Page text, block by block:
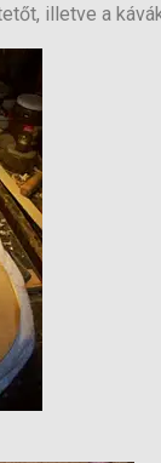
illetve a